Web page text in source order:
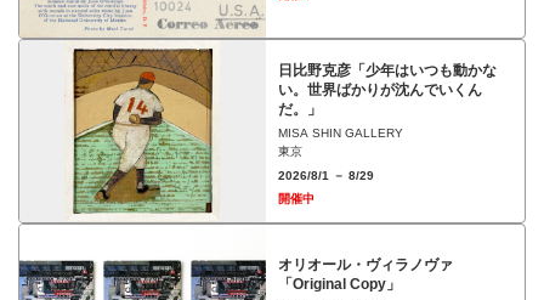
日比野克彦「少年はいつも動かな
い。世界ばかりが沈んでいくん
だ。」
MISA SHIN GALLERY
東京
2026/8/1 － 8/29
開催中
オリオール・ヴィラノヴァ
「Original Copy」